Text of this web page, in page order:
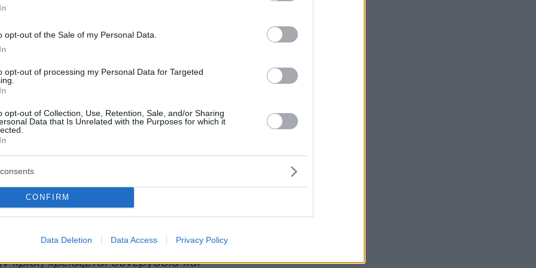
opt-out of the Sale of my Personal Data.
opt-out of processing my Personal Data for Targeted
opt-out of Collection, Use, Retention, Sale, and/or Sharing
Data that Is Unrelated with the Purposes for which it
CONFIRM
Data Deletion Data Access Privacy Policy
οι εργαζόμενοι στο Δημόσιο θα
09:00 - ώστε να αποφεύγεται ο συγχρωτισμός
και τις εισόδους των υπηρεσιών - ενώ
Δημοσίων Υπαλλήλων εργάζονται μέσω
και αυτό είναι κάτι που θα στηρίξουμε για να
μέσα στον Μάιο θα υπάρχει η ευχέρεια
διευκόλυνση, όπως προσέθεσε ο κ.
λαϊκιστικού παρελθόντος, για να
κρίση χρειάζεται συνεργασία και